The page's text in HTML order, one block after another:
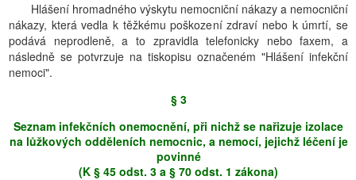
Hlášení hromadného výskytu nemocniční nákazy a nemocniční
nákazy, která vedla k těžkému poškození zdraví nebo k úmrtí, se
podává neprodleně, a to zpravidla telefonicky nebo faxem, a
následně se potvrzuje na tiskopisu označeném "Hlášení infekční
nemoci".
§ 3
Seznam infekčních onemocnění, při nichž se nařizuje izolace
na lůžkových odděleních nemocnic, a nemocí, jejichž léčení je
povinné
(K § 45 odst. 3 a § 70 odst. 1 zákona)